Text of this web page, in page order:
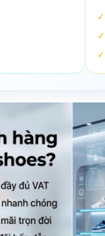
✓
✓
✓